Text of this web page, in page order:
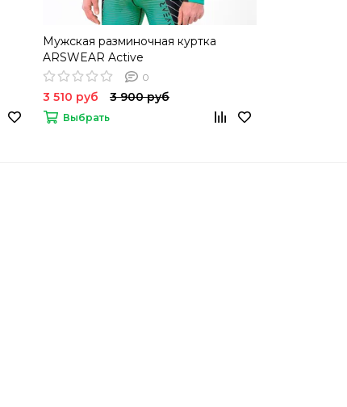
Мужская разминочная куртка
ARSWEAR Active
0
3 510 руб 3 900 руб
Выбрать